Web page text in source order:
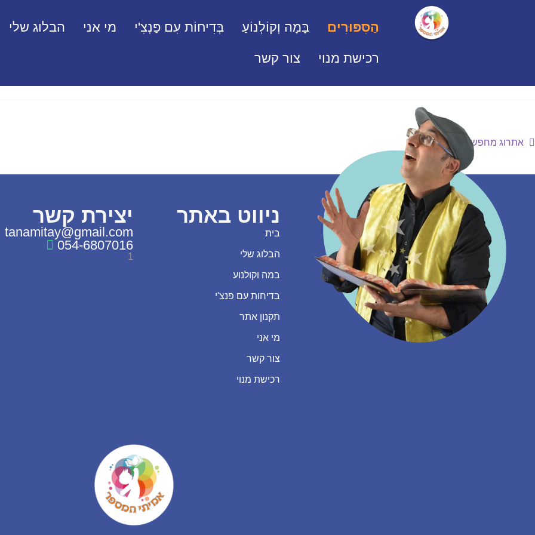
הַסִּפּוּרִים בָּמָה וְקוֹלְנוֹעַ בְּדִיחוֹת עִם פַּנְצִ'י מי אני הבלוג שלי
רכישת מנוי צור קשר
אתרוג מחפש חבר
ניווט באתר
בית
הבלוג שלי
במה וקולנוע
בדיחות עם פנצ'י
תקנון אתר
מי אני
צור קשר
רכישת מנוי
יצירת קשר
tanamitay@gmail.com
054-6807016
1